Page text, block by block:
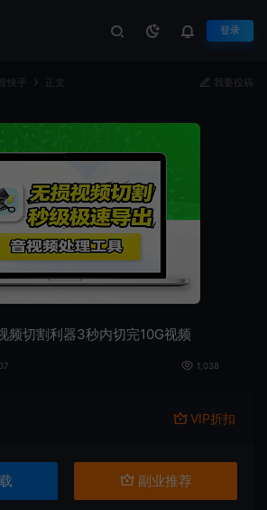
登录
快手 正文 我要投稿
频切割利器3秒内切完10G视频
1,038
VIP折扣
副业推荐